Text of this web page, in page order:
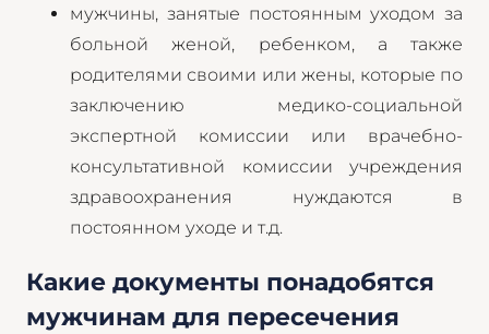
мужчины, занятые постоянным уходом за
больной женой, ребенком, а также
родителями своими или жены, которые по
заключению медико-социальной
экспертной комиссии или врачебно-
консультативной комиссии учреждения
здравоохранения нуждаются в
постоянном уходе и т.д.
Какие документы понадобятся
мужчинам для пересечения